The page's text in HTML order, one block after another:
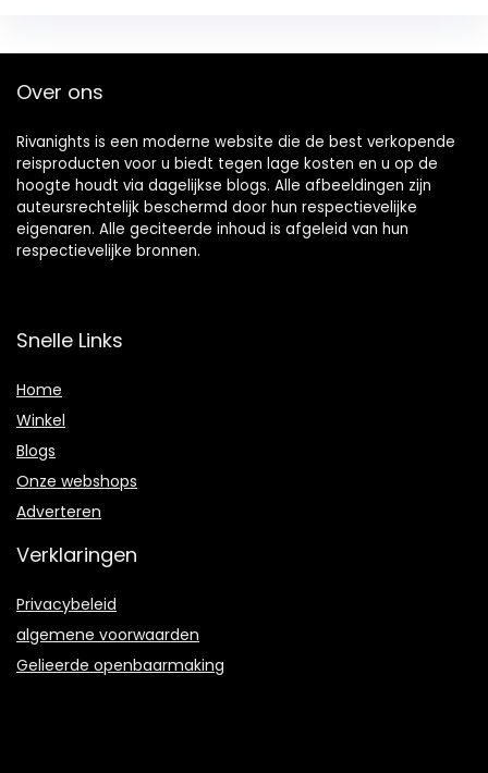
Over ons
Rivanights is een moderne website die de best verkopende
reisproducten voor u biedt tegen lage kosten en u op de
hoogte houdt via dagelijkse blogs. Alle afbeeldingen zijn
auteursrechtelijk beschermd door hun respectievelijke
eigenaren. Alle geciteerde inhoud is afgeleid van hun
respectievelijke bronnen.
Snelle Links
Home
Winkel
Blogs
Onze webshops
Adverteren
Verklaringen
Privacybeleid
algemene voorwaarden
Gelieerde openbaarmaking